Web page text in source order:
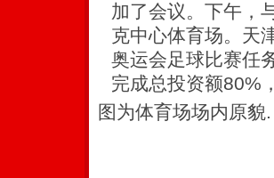
加了会议。下午，
克中心体育场。天
奥运会足球比赛任
完成总投资额80%
图为体育场场内原貌.